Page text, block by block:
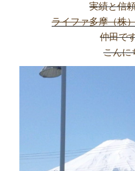
実績と信
ライファ多摩（株
仲田で
こんに